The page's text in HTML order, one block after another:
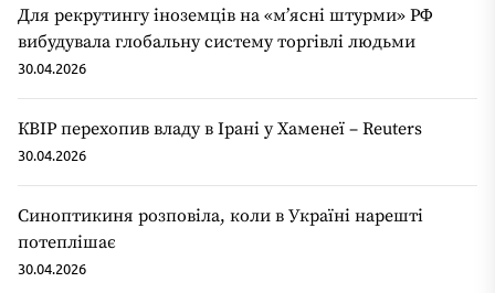
Для рекрутингу іноземців на «мʼясні штурми» РФ
вибудувала глобальну систему торгівлі людьми
30.04.2026
КВІР перехопив владу в Ірані у Хаменеї – Reuters
30.04.2026
Синоптикиня розповіла, коли в Україні нарешті
потеплішає
30.04.2026